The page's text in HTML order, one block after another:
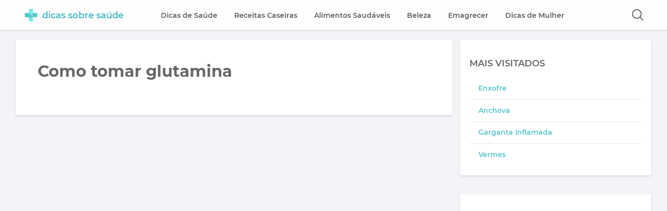
dicas sobre saúde Dicas de Saúde Receitas Caseiras Alimentos Saudáveis Beleza Emagrecer Dicas de Mulher
Como tomar glutamina MAIS VISITADOS
Enxofre
Anchova
Garganta Inflamada
Vermes